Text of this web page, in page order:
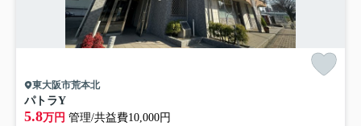
東大阪市荒本北
パトラY
5.8万円 管理/共益費10,000円